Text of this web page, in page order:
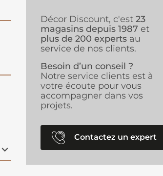
Décor Discount, c'est 23
magasins depuis 1987 et
plus de 200 experts au
service de nos clients.
Besoin d’un conseil ?
Notre service clients est à
votre écoute pour vous
accompagner dans vos
projets.
Contactez un expert